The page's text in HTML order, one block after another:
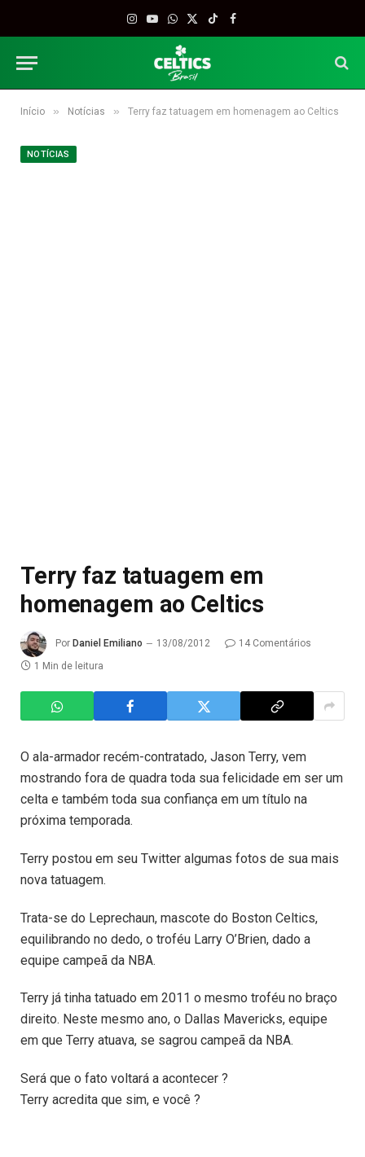
Instagram
YouTube
WhatsApp
X
TikTokFacebook
Início » Notícias » Terry faz tatuagem em homenagem ao Celtics
NOTÍCIAS
Terry faz tatuagem em
homenagem ao Celtics
Por Daniel Emiliano 13/08/2012
14 Comentários
1 Min de leitura
O ala-armador recém-contratado, Jason Terry, vem
mostrando fora de quadra toda sua felicidade em ser um
celta e também toda sua confiança em um título na
próxima temporada.
Terry postou em seu Twitter algumas fotos de sua mais
nova tatuagem.
Trata-se do Leprechaun, mascote do Boston Celtics,
equilibrando no dedo, o troféu Larry O’Brien, dado a
equipe campeã da NBA.
Terry já tinha tatuado em 2011 o mesmo troféu no braço
direito. Neste mesmo ano, o Dallas Mavericks, equipe
em que Terry atuava, se sagrou campeã da NBA.
Será que o fato voltará a acontecer ?
Terry acredita que sim, e você ?